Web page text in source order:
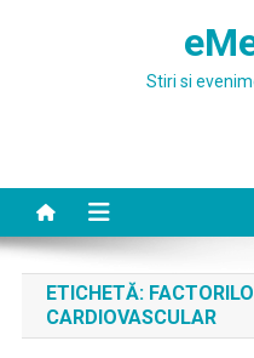
Stiri si
ETICHETĂ:
CARDIOVASCULAR